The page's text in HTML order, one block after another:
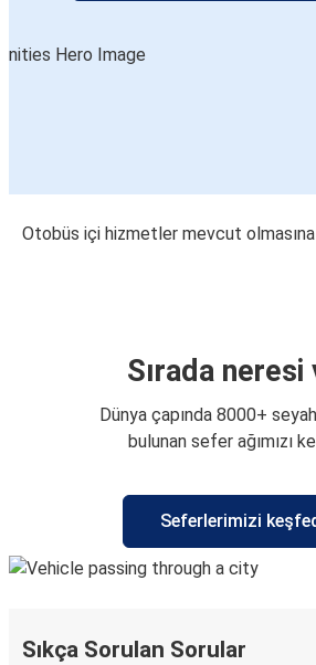
Otobüs içi hizmetler mevcut olmasına
Sırada neresi
Dünya çapında 8000+
bulunan sefer ağımızı
Seferlerimizi
Sıkça Sorulan Sorular